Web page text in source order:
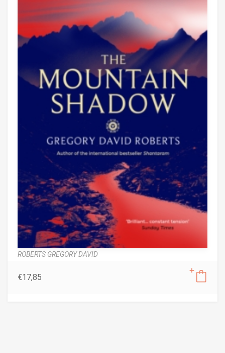
ROBERTS GREGORY DAVID
€17,85